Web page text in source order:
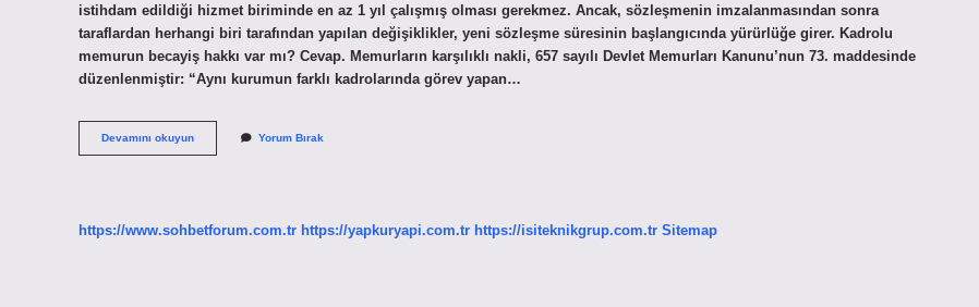
istihdam edildiği hizmet biriminde en az 1 yıl çalışmış olması gerekmez. Ancak, sözleşmenin imzalanmasından sonra
taraflardan herhangi biri tarafından yapılan değişiklikler, yeni sözleşme süresinin başlangıcında yürürlüğe girer. Kadrolu
memurun becayiş hakkı var mı? Cevap. Memurların karşılıklı nakli, 657 sayılı Devlet Memurları Kanunu’nun 73. maddesinde
düzenlenmiştir: “Aynı kurumun farklı kadrolarında görev yapan…
Devamını okuyunBecayiş
Engellenebilir
Yorum Bırak
https://www.sohbetforum.com.tr https://yapkuryapi.com.tr https://isiteknikgrup.com.tr Sitemap